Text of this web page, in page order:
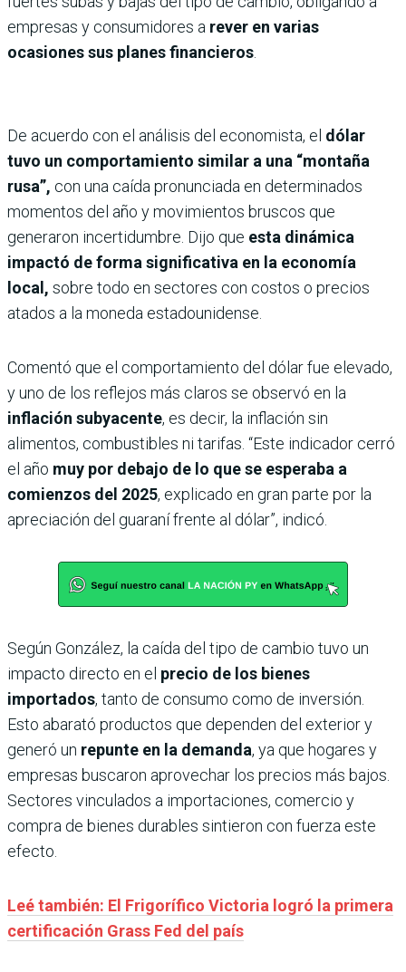
empresas y consumidores a rever en varias
ocasiones sus planes financieros
De acuerdo con el análisis del economista, el dólar
tuvo un comportamiento similar a una “montaña
rusa”, con una caída pronunciada en determinados
momentos del año y movimientos bruscos que
generaron incertidumbre. Dijo que esta dinámica
impactó de forma significativa en la economía
local, sobre todo en sectores con costos o precios
atados a la moneda estadounidense.
Comentó que el comportamiento del dólar fue elevado,
y uno de los reflejos más claros se observó en la
inflación subyacente, es decir, la inflación sin
alimentos, combustibles ni tarifas. “Este indicador cerró
el año muy por debajo de lo que se esperaba a
comienzos del 2025, explicado en gran parte por la
apreciación del guaraní frente al dólar”, indicó.
Según González, la caída del tipo de cambio tuvo un
impacto directo en el precio de los bienes
importados, tanto de consumo como de inversión.
Esto abarató productos que dependen del exterior y
generó un repunte en la demanda, ya que hogares y
empresas buscaron aprovechar los precios más bajos.
Sectores vinculados a importaciones, comercio y
compra de bienes durables sintieron con fuerza este
efecto.
Leé también: El Frigorífico Victoria logró la primera
certificación Grass Fed del país